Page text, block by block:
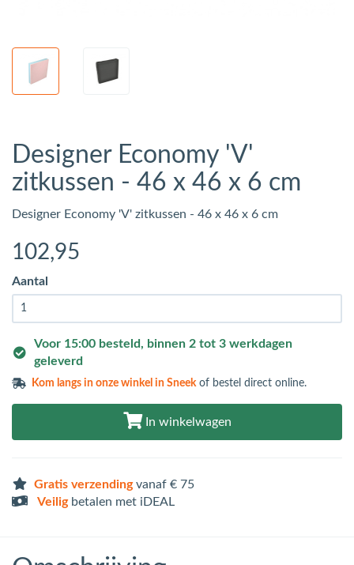
Designer Economy 'V'
zitkussen - 46 x 46 x 6 cm
Designer Economy 'V' zitkussen - 46 x 46 x 6 cm
102,95
Aantal
Voor 15:00 besteld, binnen 2 tot 3 werkdagen
geleverd
Kom langs inonze winkel in Sneek of bestel direct online.
In winkelwagen
Gratis verzendingvanaf € 75
Veiligbetalen met iDEAL